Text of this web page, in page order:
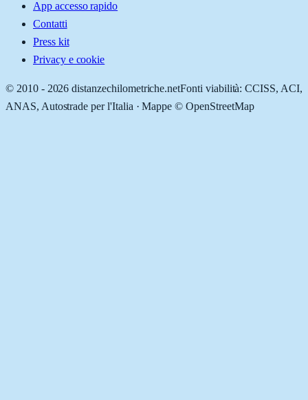
App accesso rapido
Contatti
Press kit
Privacy e cookie
© 2010 - 2026 distanzechilometriche.netFonti viabilità: CCISS, ACI,
ANAS, Autostrade per l'Italia · Mappe © OpenStreetMap